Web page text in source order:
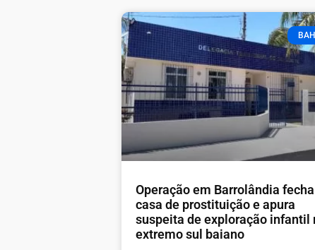
Operação em Barrolândia fecha
casa de prostituição e apura
suspeita de exploração infantil
extremo sul baiano